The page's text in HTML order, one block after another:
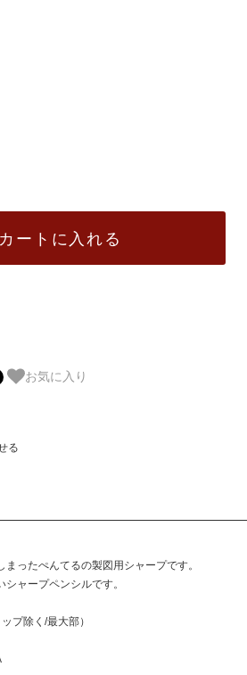
カートに入れる
お気に入り
る
ったぺんてるの製図用シャープです。
ャープペンシルです。
プ除く/最大部）